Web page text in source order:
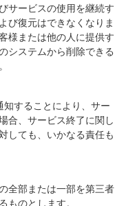
サービスの使用を継続す
び復元はできなくなりま
様または他の人に提供す
システムから削除できる
することにより、サー
合、サービス終了に関し
しても、いかなる責任も
全部または一部を第三者
ものとします。